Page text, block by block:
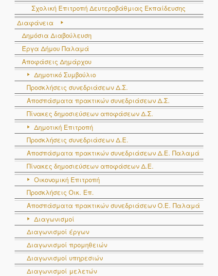
Σχολική Επιτροπή Δευτεροβάθμιας Εκπαίδευσης
Διαφάνεια
Δημόσια Διαβούλευση
Έργα Δήμου Παλαμά
Αποφάσεις Δημάρχου
Δημοτικό Συμβούλιο
Προσκλήσεις συνεδριάσεων Δ.Σ.
Αποσπάσματα πρακτικών συνεδριάσεων Δ.Σ.
Πίνακες δημοσιεύσεων αποφάσεων Δ.Σ.
Δημοτική Επιτροπή
Προσκλήσεις συνεδριάσεων Δ.Ε.
Αποσπάσματα πρακτικών συνεδριάσεων Δ.E. Παλαμά
Πίνακες δημοσιεύσεων αποφάσεων Δ.Ε.
Οικονομική Επιτροπή
Προσκλήσεις Οικ. Επ.
Αποσπάσματα πρακτικών συνεδριάσεων Ο.E. Παλαμά
Διαγωνισμοί
Διαγωνισμοί έργων
Διαγωνισμοί προμηθειών
Διαγωνισμοί υπηρεσιών
Διαγωνισμοί μελετών